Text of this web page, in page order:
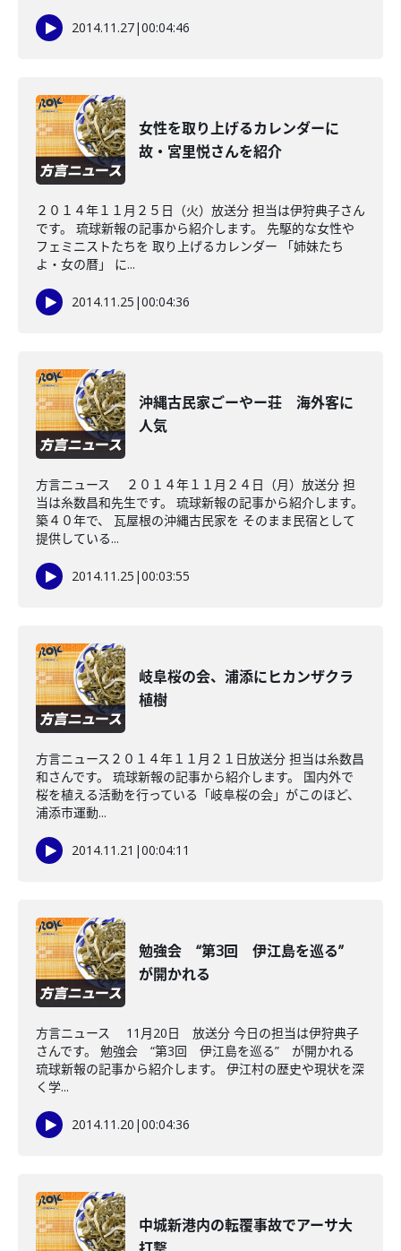
2014.11.27|00:04:46
女性を取り上げるカレンダーに
故・宮里悦さんを紹介
２０１４年１１月２５日（火）放送分 担当は伊狩典子さん
です。 琉球新報の記事から紹介します。 先駆的な女性や
フェミニストたちを 取り上げるカレンダー 「姉妹たち
よ・女の暦」 に...
2014.11.25 |00:04:36
沖縄古民家ごーやー荘 海外客に
人気
方言ニュース ２０１４年１１月２４日（月）放送分 担
当は糸数昌和先生です。 琉球新報の記事から紹介します。
築４０年で、 瓦屋根の沖縄古民家を そのまま民宿として
提供している...
2014.11.25 |00:03:55
岐阜桜の会、浦添にヒカンザクラ
植樹
方言ニュース２０１４年１１月２１日放送分 担当は糸数昌
和さんです。 琉球新報の記事から紹介します。 国内外で
桜を植える活動を行っている「岐阜桜の会」がこのほど、
浦添市運動...
2014.11.21 |00:04:11
勉強会 “第3回 伊江島を巡る”
が開かれる
方言ニュース 11月20日 放送分 今日の担当は伊狩典子
さんです。 勉強会 “第3回 伊江島を巡る” が開かれる
琉球新報の記事から紹介します。 伊江村の歴史や現状を深
く学...
2014.11.20 |00:04:36
中城新港内の転覆事故でアーサ大